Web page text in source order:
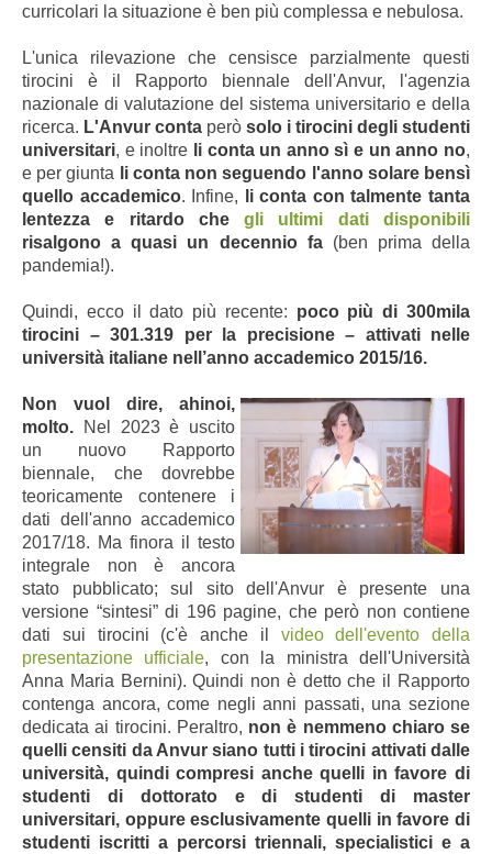
curricolari la situazione è ben più complessa e nebulosa.
L'unica rilevazione che censisce parzialmente questi
tirocini è il Rapporto biennale dell'Anvur, l'agenzia
nazionale di valutazione del sistema universitario e della
ricerca. L'Anvur conta però solo i tirocini degli studenti
universitari, e inoltre li conta un anno sì e un anno no,
e per giunta li conta non seguendo l'anno solare bensì
quello accademico. Infine, li conta con talmente tanta
lentezza e ritardo chegli ultimi dati disponibili
risalgono a quasi un decennio fa(ben prima della
pandemia!).
Quindi, ecco il dato più recente: poco più di 300mila
tirocini – 301.319 per la precisione – attivati nelle
università italiane nell’anno accademico 2015/16.
Non vuol dire, ahinoi,
molto. Nel 2023 è uscito
un nuovo Rapporto
biennale, che dovrebbe
teoricamente contenere i
dati dell'anno accademico
2017/18. Ma finora il testo
integrale non è ancora
stato pubblicato; sul sito dell'Anvur è presente una
versione “sintesi” di 196 pagine, che però non contiene
dati sui tirocini (c'è anche il video dell'evento della
presentazione ufficiale, con la ministra dell'Università
Anna Maria Bernini). Quindi non è detto che il Rapporto
contenga ancora, come negli anni passati, una sezione
dedicata ai tirocini. Peraltro, non è nemmeno chiaro se
quelli censiti da Anvur siano tutti i tirocini attivati dalle
università, quindi compresi anche quelli in favore di
studenti di dottorato e di studenti di master
universitari, oppure esclusivamente quelli in favore di
studenti iscritti a percorsi triennali, specialistici e a